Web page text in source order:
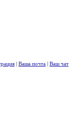
| Ваша почта | Ваш чат